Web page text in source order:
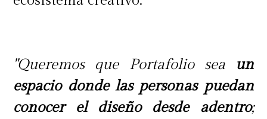
"Queremos que Portafolio sea
un
espacio donde las personas puedan
conocer el diseño desde adentro;